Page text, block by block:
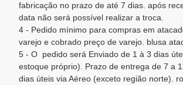
fabricação no prazo de até 7 dias. após
data não será possível realizar a troca.
4 - Pedido mínimo para compras em
varejo e cobrado preço de varejo. blusa
5 - O pedido será Enviado de 1 à 3 dias
estoque próprio). Prazo de entrega de 7 a
dias úteis via Aéreo (exceto região norte).